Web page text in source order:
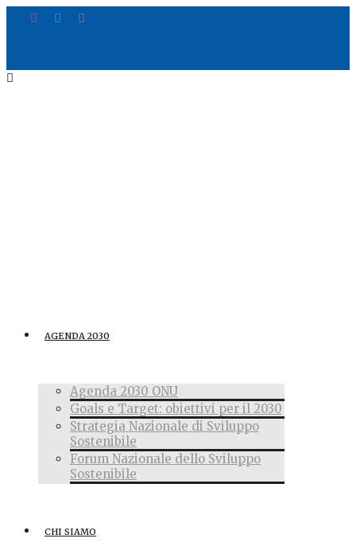
AGENDA 2030
Agenda 2030 ONU
Goals e Target: obiettivi per il 2030
Strategia Nazionale di Sviluppo
Sostenibile
Forum Nazionale dello Sviluppo
Sostenibile
CHI SIAMO